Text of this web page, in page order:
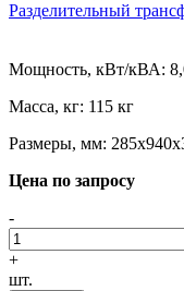
Разделительный
Мощность, кВт/кВА:
Масса, кг: 115 кг
Размеры, мм:
Цена по запросу
-
+
шт.